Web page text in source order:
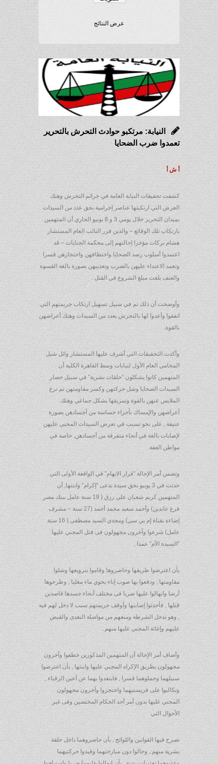
عرض النتائج
النيابة: مرتكبو حوادث التحرش بالتحرير
تعمدوا ضرب الضحايا
أ ش أ
كشفت تحقيقات النيابة العامة في جرائم التحرش وهتك
العرض التي ارتكبتها عناصر إجرامية بحق عدد من السيدات
بميدان التحرير خلال يومي 3 و 8 يونيو الجاري أن المتهمين
بارتكاب تلك الوقائع – والذين قرر النائب العام المستشار
هشام بركات مؤخرا إحالتهم إلى محكمة الجنايات – قد
اعتمدوا أسلوب رصد الضحايا واختطافهن واحتجازهن قسرا
وتعمد الاعتداء عليهن بالضرب وتعذيبهن بصورة بالغة القسوة
والعنف بلغت مبلغ الشروع في القتل .
وأوضحت أن ذلك تم في سبيل تسهيل ارتكاب جريمتهم التي
اتفقوا وأعدوا لها بالتحرش بعدد من السيدات وهتك أعراضهن
بالقوة.
وأكدت التحقيقات التي أشرف عليها المستشار وائل شبل
المحامي العام الأول لنيابات وسط القاهرة الكلية أن
المتهمين كانوا يشكلون “حلقات بشرية” في سبيل حصار
السيدات الضحايا وشل حركتهن وكسر مقاومتهن ثم نزع
الملابس عنهن بالقوة وتمزيقها بشكل جماعي وهتك
أعراضهن والإمساك بأجزاء حساسة من أجسادهن بصورة
عنيفة , على نحو تسبب في تعرض السيدات المجني عليهن
لإصابات بالغة في أنحاء متفرقة من أجسادهن, خاصة في
مواطن العفة.
وتضمن أمر الإحالة “قرار الاتهام” في الواقعة الأولى التي
حدثت في 3 يونيو بحق سيدة تدعى “إكرام” وابنتها, أن
المتهمين كريم شعبان علي رزق ( 19 سنة عامل ببنك مصر
فرع عابدين) وأحمد سعيد محمد أحمد (27 سنة – مشرف
إضاءة بقناة إم بي سي) ومجدي السيد مصطفى ( 16 سنة
عامل) شرعوا وآخرون مجهولون فى قتل المجني عليها
“السيدة الأم” عمدا ,
بأن اعترضوا طريقها وحاصروها وقاموا بترويعها وشلوا
مقاومتها , ودفعوا بها صوب إناء يحوي ماء مغليا , وطرحوها
أرضا وانهالوا عليها ضربا فى مختلف أنحاء جسدها قاصدين
قتلها , فأحدثوا إصابتها وأوقف جريمتهم سبب لا دخل لهم فيه
, وهو تدخل الشرطة ومنعهم من مواصلة التعدى والقبض
عليهم وإغاثة المجني عليها منهم .
وأضاف أمر الإحالة أن المتهمين المذكورين خطفوا وآخرون
مجهولون بطريق الإكراه المجني عليها وابنتها , بأن اعترضوا
سبيلهما وحملوهما قسرا , فابتعدوا بهما عن أعين الرقباء ,
وتكالبوا على فريستيهما واحتجزوا وآخرون مجهولون
المجني عليها بدون أمر أحد الحكام المختصين وفى غير
الأحوال التي
تصرح فيها القوانين واللوائح , بأن حاصروهما داخل حلقة
بشرية منهم , وحالوا دون مبارحتهما وقيدوا حركتيهما